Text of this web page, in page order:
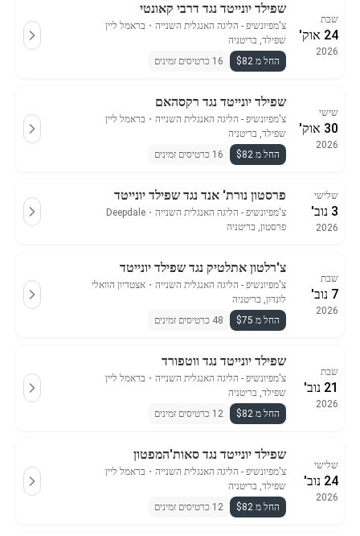
שבת
24 אוק'
2026
שפילד יונייטד נגד דרבי קאונטי
צ'מפיונשיפ - הליגה האנגלית השנייה ・ בראמל ליין
שפילד, בריטניה
החל מ $82
16 כרטיסים זמינים
שישי
30 אוק'
2026
שפילד יונייטד נגד רקסהאם
צ'מפיונשיפ - הליגה האנגלית השנייה ・ בראמל ליין
שפילד, בריטניה
החל מ $82
16 כרטיסים זמינים
שלישי
3 נוב'
2026
פרסטון נורת' אנד נגד שפילד יונייטד
צ'מפיונשיפ - הליגה האנגלית השנייה ・
Deepdale
פרסטון, בריטניה
שבת
7 נוב'
2026
צ'רלטון אתלטיק נגד שפילד יונייטד
צ'מפיונשיפ - הליגה האנגלית השנייה ・ אצטדיון הוואלי
לונדון, בריטניה
החל מ $75
48 כרטיסים זמינים
שבת
21 נוב'
2026
שפילד יונייטד נגד ווטפורד
צ'מפיונשיפ - הליגה האנגלית השנייה ・ בראמל ליין
שפילד, בריטניה
החל מ $82
12 כרטיסים זמינים
שלישי
24 נוב'
2026
שפילד יונייטד נגד סאות'המפטון
צ'מפיונשיפ - הליגה האנגלית השנייה ・ בראמל ליין
שפילד, בריטניה
החל מ $82
12 כרטיסים זמינים